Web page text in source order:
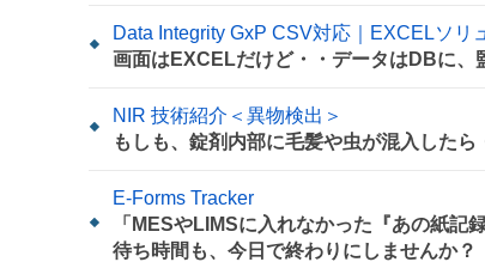
Data Integrity GxP CSV対応｜EXCELソリ
画面はEXCELだけど・・データはDBに、
NIR 技術紹介＜異物検出＞
もしも、錠剤内部に毛髪や虫が混入したら
E-Forms Tracker
「MESやLIMSに入れなかった『あの紙
待ち時間も、今日で終わりにしませんか？